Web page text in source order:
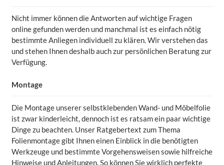
Nicht immer können die Antworten auf wichtige Fragen
online gefunden werden und manchmal ist es einfach nötig
bestimmte Anliegen individuell zu klären. Wir verstehen das
und stehen Ihnen deshalb auch zur persönlichen Beratung zur
Verfügung.
Montage
Die Montage unserer selbstklebenden Wand- und Möbelfolie
ist zwar kinderleicht, dennoch ist es ratsam ein paar wichtige
Dinge zu beachten. Unser Ratgebertext zum Thema
Folienmontage gibt Ihnen einen Einblick in die benötigten
Werkzeuge und bestimmte Vorgehensweisen sowie hilfreiche
Hinweise und Anleitungen. So können Sie wirklich perfekte